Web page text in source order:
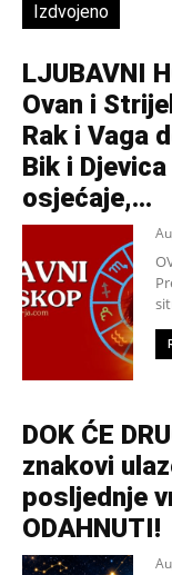
Izdvojeno
LJUBAVNI
Ovan i
Rak i Vaga
Bik i
osjećaje,...
DOK ĆE
znakovi
posljednje
ODAHNUTI!